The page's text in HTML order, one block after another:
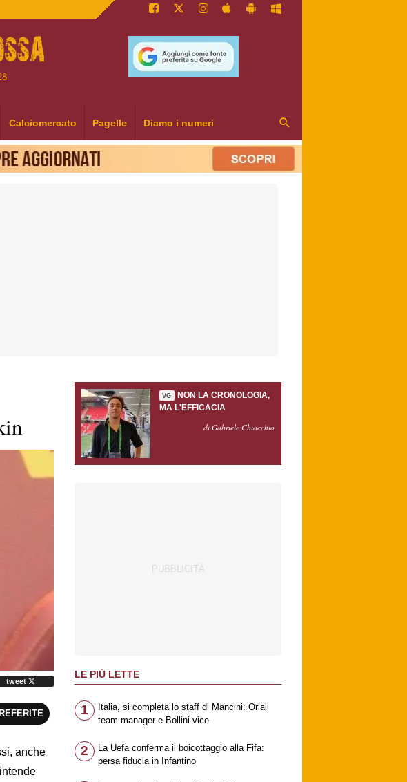
Calciomercato Pagelle Diamo i numeri
tweet
anche
VG
NON LA CRONOLOGIA,
MA L'EFFICACIA
di Gabriele Chiocchio
LE PIÙ LETTE
1
Italia, si completa lo staff di Mancini: Oriali
team manager e Bollini vice
2
La Uefa conferma il boicottaggio alla Fifa:
persa fiducia in Infantino